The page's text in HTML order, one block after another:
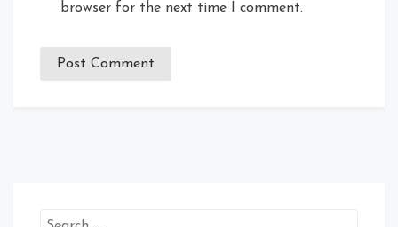
browser for the next time I comment.
Search